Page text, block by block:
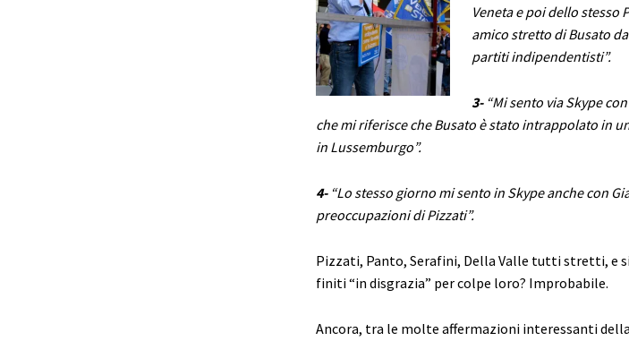
Veneta e poi dello stesso
amico stretto di Busato
partiti indipendentisti”.
3-“Mi sento via Skype
che mi riferisce che Busato è stato intrappolato in
in Lussemburgo”.
4-“Lo stesso giorno mi sento in Skype anche con
preoccupazioni di Pizzati”.
Pizzati, Panto, Serafini, Della Valle tutti stretti, e
finiti “in disgrazia” per colpe loro? Improbabile.
Ancora, tra le molte affermazioni interessanti